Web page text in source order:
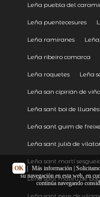
Leña puebla del
Leña puentecesures
Leña ramiranes
Leña ribeiro comarca
Leña roquetes Leña
Leña san cipirián de
Leña sant boi de lluanès
Leña sant guim de
Leña sant julià de
Leña sant martí
Leña sant mateu de
OK Más información|
su navegación en esta web, en
continúa navegando